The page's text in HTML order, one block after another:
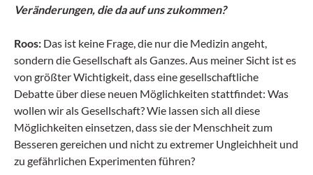
Veränderungen, die da auf uns zukommen?
Roos: Das ist keine Frage, die nur die Medizin angeht,
sondern die Gesellschaft als Ganzes. Aus meiner Sicht ist es
von größter Wichtigkeit, dass eine gesellschaftliche
Debatte über diese neuen Möglichkeiten stattfindet: Was
wollen wir als Gesellschaft? Wie lassen sich all diese
Möglichkeiten einsetzen, dass sie der Menschheit zum
Besseren gereichen und nicht zu extremer Ungleichheit und
zu gefährlichen Experimenten führen?